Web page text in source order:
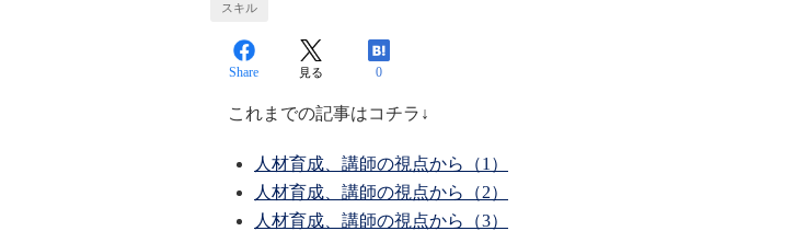
スキル
Share 見る 0
これまでの記事はコチラ↓
人材育成、講師の視点から（1）
人材育成、講師の視点から（2）
人材育成、講師の視点から（3）